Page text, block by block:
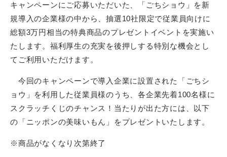
キャンペーンにご応募いただいた、「ごちショウ」を新
規導入の企業様の中から、抽選10社限定で従業員向けに
総額3万円相当の特典商品のプレゼントイベントを実施い
たします。福利厚生の充実を後押しする特別な機会とし
てご利用いただけます。
今回のキャンペーンで導入企業に設置された「ごちシ
ョウ」を利用した従業員様のうち、各企業先着100名様に
スクラッチくじのチャンス！当たりが出た方には、以下
の「ニッポンの美味いもん」をプレゼントいたします。
※商品がなくなり次第終了